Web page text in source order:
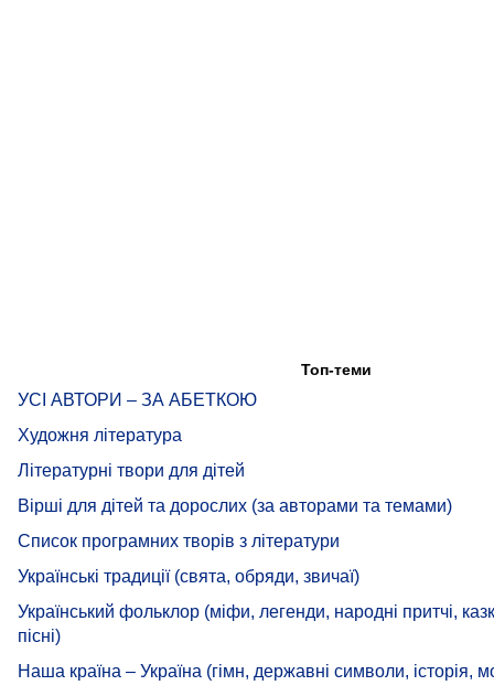
Топ-теми
УСІ АВТОРИ – ЗА АБЕТКОЮ
Художня література
Літературні твори для дітей
Вірші для дітей та дорослих (за авторами та темами)
Список програмних творів з літератури
Українські традиції (свята, обряди, звичаї)
Український фольклор (міфи, легенди, народні притчі,
пісні)
Наша країна – Україна (гімн, державні символи, історія,